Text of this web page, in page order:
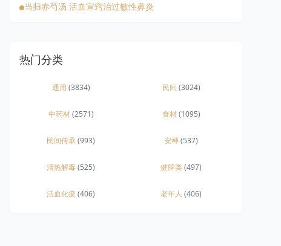
当归赤芍汤 活血宣窍治过敏性鼻炎
热门分类
通用 (3834) 民间 (3024)
中药材(2571) 食材(1095)
民间传承(993) 安神(537)
清热解毒(525) 健脾类(497)
活血化瘀(406) 老年人 (406)